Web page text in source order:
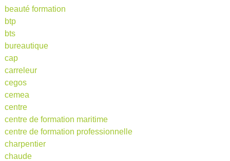
beauté formation
btp
bts
bureautique
cap
carreleur
cegos
cemea
centre
centre de formation maritime
centre de formation professionnelle
charpentier
chaude